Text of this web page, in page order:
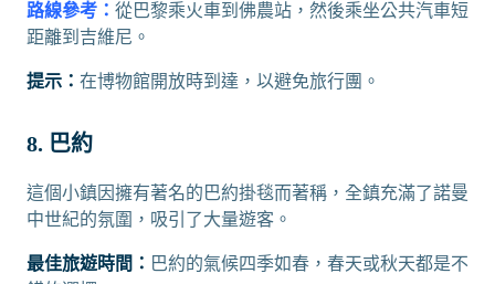
路線參考： 從巴黎乘火車到佛農站，然後乘坐公共汽車短
距離到吉維尼。
提示： 在博物館開放時到達，以避免旅行團。
8. 巴約
這個小鎮因擁有著名的巴約掛毯而著稱，全鎮充滿了諾曼
中世紀的氛圍，吸引了大量遊客。
最佳旅遊時間： 巴約的氣候四季如春，春天或秋天都是不